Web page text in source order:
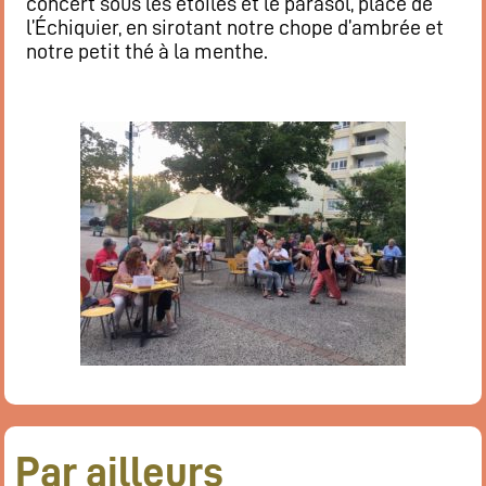
l’Échiquier, en sirotant notre chope d’ambrée et
notre petit thé à la menthe.
Par ailleurs